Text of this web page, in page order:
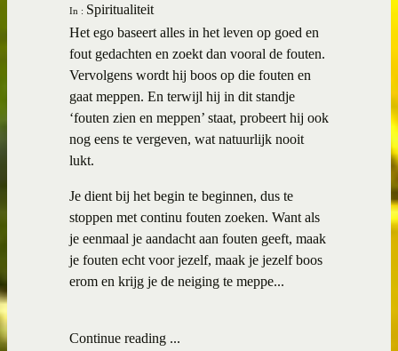
In : Spiritualiteit
Het ego baseert alles in het leven op goed en
fout gedachten en zoekt dan vooral de fouten.
Vervolgens wordt hij boos op die fouten en
gaat meppen. En terwijl hij in dit standje
‘fouten zien en meppen’ staat, probeert hij ook
nog eens te vergeven, wat natuurlijk nooit
lukt.
Je dient bij het begin te beginnen, dus te
stoppen met continu fouten zoeken. Want als
je eenmaal je aandacht aan fouten geeft, maak
je fouten echt voor jezelf, maak je jezelf boos
erom en krijg je de neiging te meppe...
Continue reading ...